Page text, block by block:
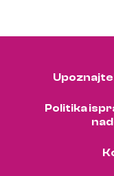
Politika